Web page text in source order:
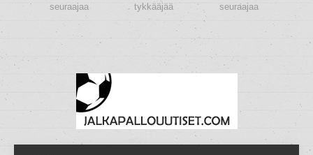
seuraajaa tykkääjää seuraajaa